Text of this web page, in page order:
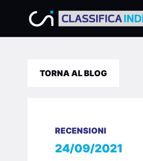
TORNA AL BLOG
RECENSIONI
24/09/2021